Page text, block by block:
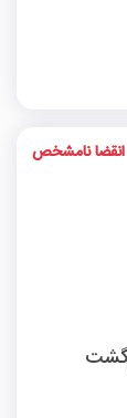
انقضا نامشخص